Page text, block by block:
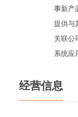
事新产
提供与
关联公
系统应
经营信息